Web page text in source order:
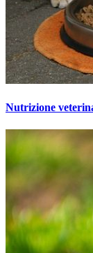
Nutrizione